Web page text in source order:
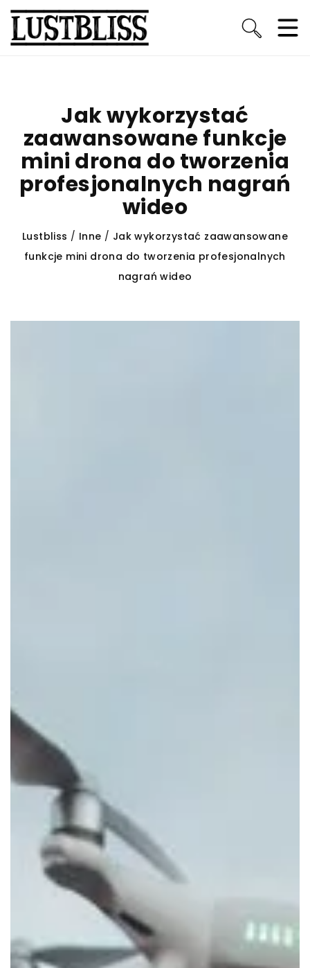
Jak wykorzystać
zaawansowane funkcje
mini drona do tworzenia
profesjonalnych nagrań
wideo
Lustbliss / Inne / Jak wykorzystać zaawansowane
funkcje mini drona do tworzenia profesjonalnych
nagrań wideo